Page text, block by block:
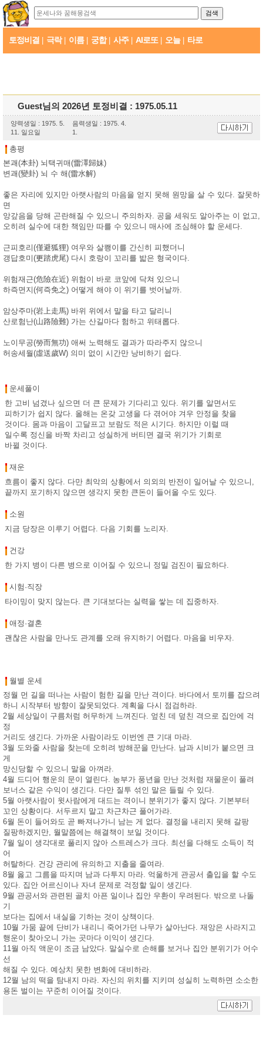
토정비결 극락 이름 궁합 사주 AI로또 오늘 타로
Guest님의 2026년 토정비결 : 1975.05.11
양력생일 : 1975. 5.
11. 일요일
음력생일 : 1975. 4.
1.
총평
본괘(本卦) 뇌택귀매(雷澤歸妹)
변괘(變卦) 뇌 수 해(雷水解)
좋은 자리에 있지만 아랫사람의 마음을 얻지 못해 원망을 살 수 있다. 잘못하
면
앙갚음을 당해 곤란해질 수 있으니 주의하자. 공을 세워도 알아주는 이 없고,
오히려 실수에 대한 책임만 따를 수 있으니 매사에 조심해야 할 운세다.
근피호리(僅避狐狸) 여우와 살쾡이를 간신히 피했더니
갱답호미(更踏虎尾) 다시 호랑이 꼬리를 밟은 형국이다.
위험재근(危險在近) 위험이 바로 코앞에 닥쳐 있으니
하즉면지(何즉免之) 어떻게 해야 이 위기를 벗어날까.
암상주마(岩上走馬) 바위 위에서 말을 타고 달리니
산로험난(山路險難) 가는 산길마다 험하고 위태롭다.
노이무공(勞而無功) 애써 노력해도 결과가 따라주지 않으니
허송세월(虛送歲W) 의미 없이 시간만 낭비하기 쉽다.
운세풀이
한 고비 넘겼나 싶으면 더 큰 문제가 기다리고 있다. 위기를 알면서도
피하기가 쉽지 않다. 올해는 온갖 고생을 다 겪어야 겨우 안정을 찾을
것이다. 몸과 마음이 고달프고 보람도 적은 시기다. 하지만 이럴 때
일수록 정신을 바짝 차리고 성실하게 버티면 결국 위기가 기회로
바뀔 것이다.
재운
흐름이 좋지 않다. 다만 최악의 상황에서 의외의 반전이 일어날 수 있으니,
끝까지 포기하지 않으면 생각지 못한 큰돈이 들어올 수도 있다.
소원
지금 당장은 이루기 어렵다. 다음 기회를 노리자.
건강
한 가지 병이 다른 병으로 이어질 수 있으니 정밀 검진이 필요하다.
시험·직장
타이밍이 맞지 않는다. 큰 기대보다는 실력을 쌓는 데 집중하자.
애정·결혼
괜찮은 사람을 만나도 관계를 오래 유지하기 어렵다. 마음을 비우자.
월별 운세
정월 먼 길을 떠나는 사람이 험한 길을 만난 격이다. 바다에서 토끼를 잡으려
하니 시작부터 방향이 잘못되었다. 계획을 다시 점검하라.
2월 세상일이 구름처럼 허무하게 느껴진다. 엎친 데 덮친 격으로 집안에 걱
정
거리도 생긴다. 가까운 사람이라도 이번엔 큰 기대 마라.
3월 도와줄 사람을 찾는데 오히려 방해꾼을 만난다. 남과 시비가 붙으면 크
게
망신당할 수 있으니 말을 아껴라.
4월 드디어 행운의 문이 열린다. 농부가 풍년을 만난 것처럼 재물운이 풀려
보너스 같은 수익이 생긴다. 다만 질투 섞인 말은 들릴 수 있다.
5월 아랫사람이 윗사람에게 대드는 격이니 분위기가 좋지 않다. 기본부터
꼬인 상황이다. 서두르지 말고 차근차근 풀어가라.
6월 돈이 들어와도 곧 빠져나가니 남는 게 없다. 결정을 내리지 못해 갈팡
질팡하겠지만, 월말쯤에는 해결책이 보일 것이다.
7월 일이 생각대로 풀리지 않아 스트레스가 크다. 최선을 다해도 소득이 적
어
허탈하다. 건강 관리에 유의하고 지출을 줄여라.
8월 옳고 그름을 따지며 남과 다투지 마라. 억울하게 관공서 출입을 할 수도
있다. 집안 어르신이나 자녀 문제로 걱정할 일이 생긴다.
9월 관공서와 관련된 골치 아픈 일이나 집안 우환이 우려된다. 밖으로 나돌
기
보다는 집에서 내실을 기하는 것이 상책이다.
10월 가뭄 끝에 단비가 내리니 죽어가던 나무가 살아난다. 재앙은 사라지고
행운이 찾아오니 가는 곳마다 이익이 생긴다.
11월 아직 액운이 조금 남았다. 말실수로 손해를 보거나 집안 분위기가 어수
선
해질 수 있다. 예상치 못한 변화에 대비하라.
12월 남의 떡을 탐내지 마라. 자신의 위치를 지키며 성실히 노력하면 소소한
용돈 벌이는 꾸준히 이어질 것이다.